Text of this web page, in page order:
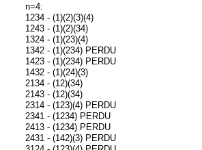
n=4:
1234 - (1)(2)(3)(4)
1243 - (1)(2)(34)
1324 - (1)(23)(4)
1342 - (1)(234) PERDU
1423 - (1)(234) PERDU
1432 - (1)(24)(3)
2134 - (12)(34)
2143 - (12)(34)
2314 - (123)(4) PERDU
2341 - (1234) PERDU
2413 - (1234) PERDU
2431 - (142)(3) PERDU